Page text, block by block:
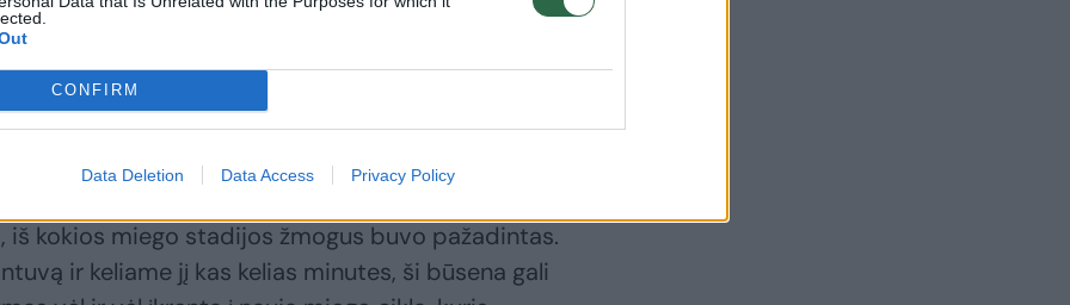
CONFIRM
Data Deletion Data Access Privacy Policy
veiksnį – miego inerciją, kuri taip pat turi
kai ką tik pabudęs žmogus kurį laiką jaučiasi
Ji gali trukti nuo kelių minučių iki pusvalandžio ar
iš kokios miego stadijos žmogus buvo pažadintas.
ir keliame jį kas kelias minutes, ši būsena gali